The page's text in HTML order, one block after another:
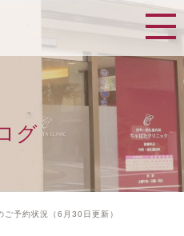
グ
ご予約状況（6月30日更新）